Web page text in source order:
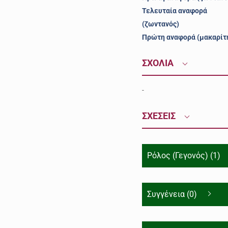
Τελευταία αναφορά
(ζωντανός)
Πρώτη αναφορά
ΣΧΟΛΙΑ
-
ΣΧΕΣΕΙΣ
Ρόλος (Γεγονός) (1)
Συγγένεια (0)